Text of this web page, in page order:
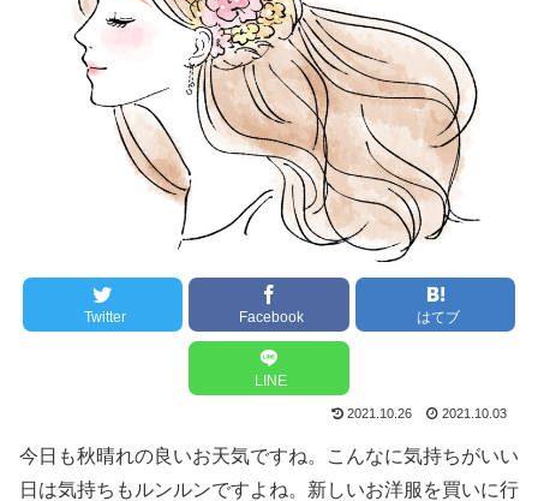
Twitter Facebook はてブ
LINE
2021.10.26 2021.10.03
今日も秋晴れの良いお天気ですね。こんなに気持ちがいい
日は気持ちもルンルンですよね。新しいお洋服を買いに行